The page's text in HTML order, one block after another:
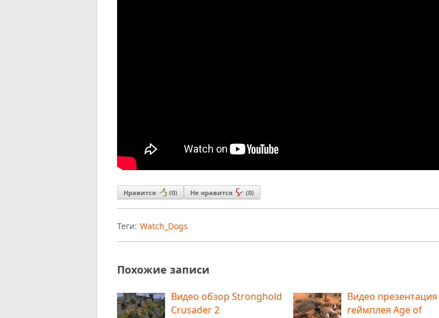
Нравится (0) Не нравится (0)
Теги: Watch_Dogs
Похожие записи
Видео обзор Stronghold
Crusader 2
Видео презентация
геймплея Age of